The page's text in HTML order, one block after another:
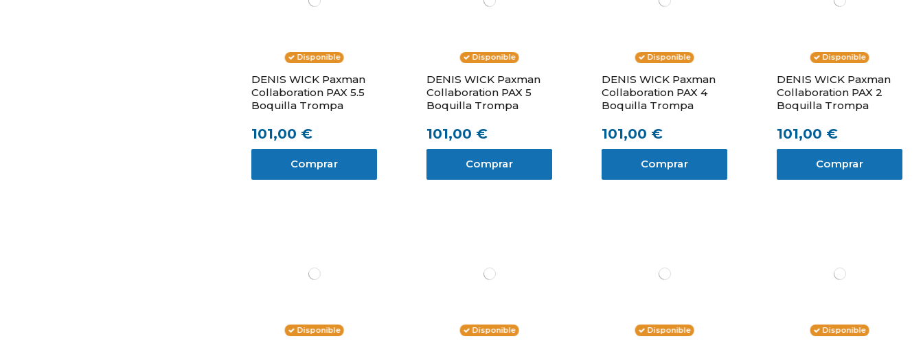
Disponible
DENIS WICK Paxman
Collaboration PAX 5.5
Boquilla Trompa
101,00 €
Comprar
Disponible
DENIS WICK Paxman
Collaboration PAX 5
Boquilla Trompa
101,00 €
Comprar
Disponible
DENIS WICK Paxman
Collaboration PAX 4
Boquilla Trompa
101,00 €
Comprar
Disponible
DENIS WICK Paxman
Collaboration PAX 2
Boquilla Trompa
101,00 €
Comprar
Disponible Disponible Disponible Disponible